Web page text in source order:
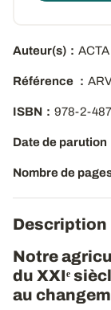
Auteur(s) ACTA
Référence
ISBN 978-2-
Date de parution
Nombre de
Description
Notre
du XXIᵉ
au